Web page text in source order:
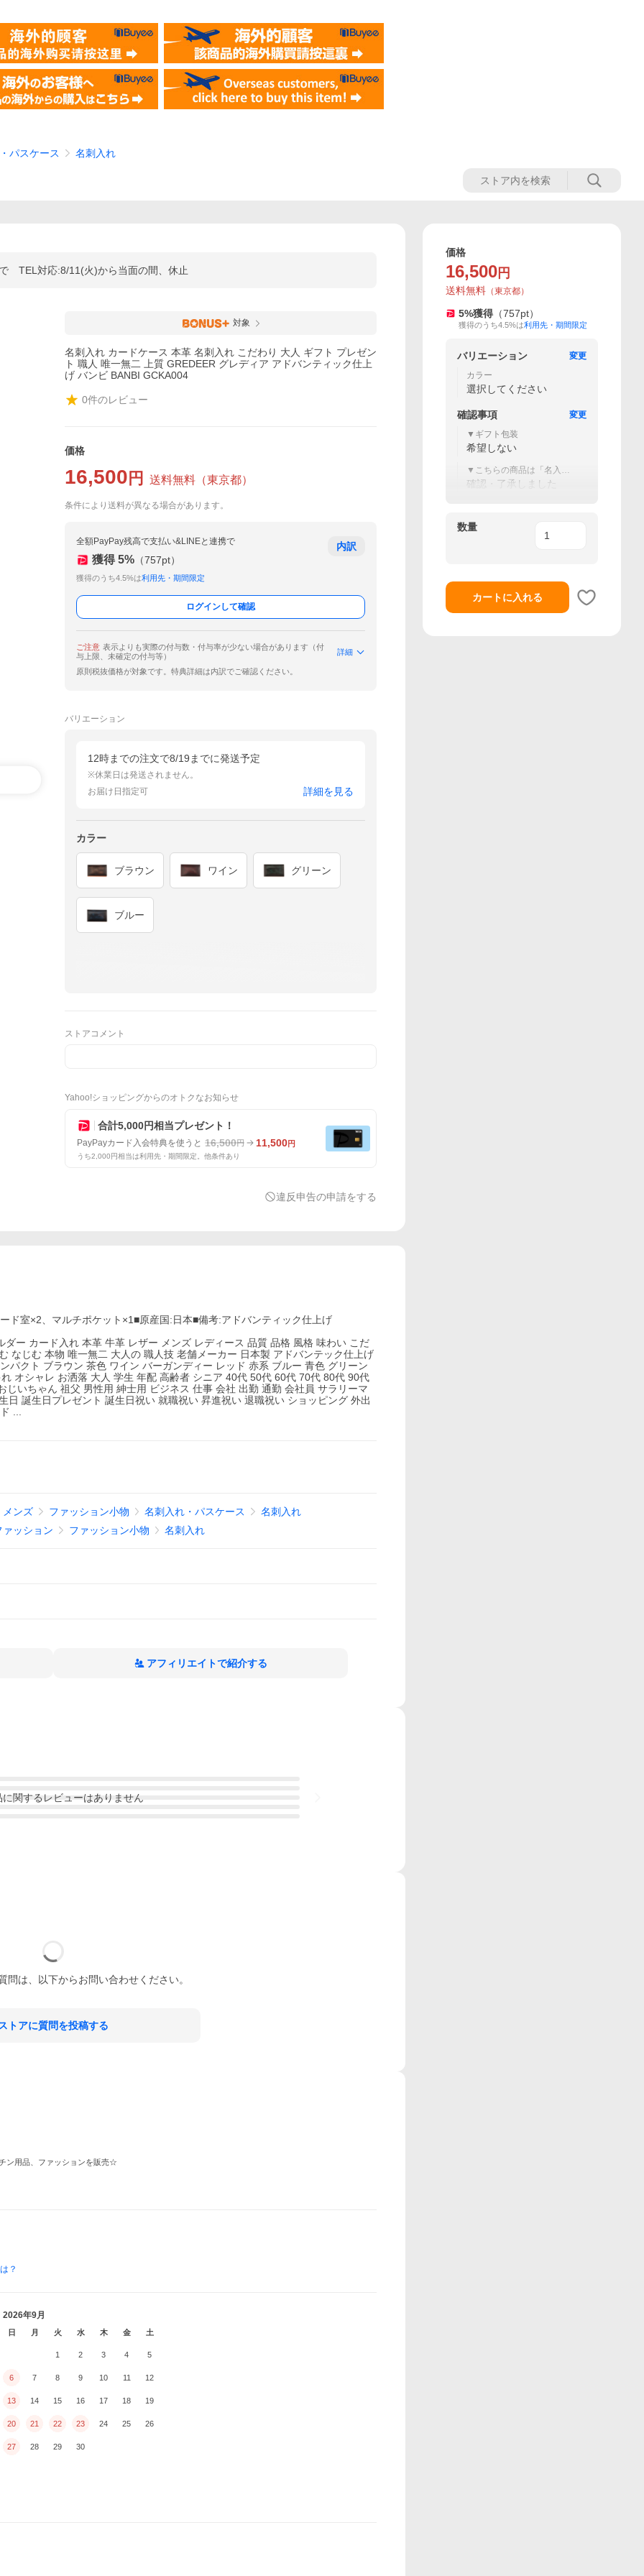
パスケース 名刺入れ
TEL対応:8/11(火)から当面の間、休止
対象
名刺入れ カードケース 本革 名刺入れ こだわり 大人 ギフト プレゼン
ト 職人 唯一無二 上質 GREDEER グレディア アドバンティック仕上
げ バンビ BANBI GCKA004
0件のレビュー
価格
16,500 円 送料無料 （東京都）
条件により送料が異なる場合があります。
全額PayPay残高で支払い&LINEと連携で
獲得 5% （757pt）
獲得のうち4.5%は利用先・期間限定
内訳
ログインして確認
ご注意 表示よりも実際の付与数・付与率が少ない場合があります（付
与上限、未確定の付与等）
詳細
原則税抜価格が対象です。特典詳細は内訳でご確認ください。
バリエーション
12時までの注文で8/19までに発送予定
※休業日は発送されません。
お届け日指定可
詳細を見る
カラー
ブラウン ワイン グリーン
ブルー
ストアコメント
Yahoo!ショッピングからのオトクなお知らせ
合計5,000円相当プレゼント！
PayPayカード入会特典を使うと 16,500円 11,500円
うち2,000円相当は利用先・期間限定。他条件あり
違反申告の申請をする
ド室×2、マルチポケット×1■原産国:日本■備考:アドバンティック仕上げ
ー カード入れ 本革 牛革 レザー メンズ レディース 品質 品格 風格 味わい こだ
なじむ 本物 唯一無二 大人の 職人技 老舗メーカー 日本製 アドバンテック仕上げ
パクト ブラウン 茶色 ワイン バーガンディー レッド 赤系 ブルー 青色 グリーン
オシャレ お洒落 大人 学生 年配 高齢者 シニア 40代 50代 60代 70代 80代 90代
いちゃん 祖父 男性用 紳士用 ビジネス 仕事 会社 出勤 通勤 会社員 サラリーマ
誕生日プレゼント 誕生日祝い 就職祝い 昇進祝い 退職祝い ショッピング 外出
...
メンズ ファッション小物 名刺入れ・パスケース
名刺入れ
ッション
ファッション小物 名刺入れ
アフィリエイトで紹介する
に関するレビューはありません
問は、以下からお問い合わせください。
トアに質問を投稿する
ン用品、ファッションを販売☆
？
2026年9月
日 月 火 水 木 金 土
1 2 3 4 5
6 7 8 9 10 11 12
13 14 15 16 17 18 19
20 21 22 23 24 25 26
27 28 29 30
価格
16,500 円
送料無料 （東京都）
5%獲得 （757pt）
獲得のうち4.5%は利用先・期間限定
バリエーション
変更
カラー
選択してください
確認事項
変更
▼ギフト包装
希望しない
▼こちらの商品は「名入
れ」対象外です。
確認・了承しました
数量
カートに入れる